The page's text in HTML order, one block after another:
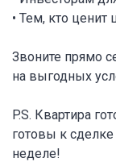
• Тем, кто
Звоните прямо
на выгодных
P.S. Квартира
готовы к
неделе!